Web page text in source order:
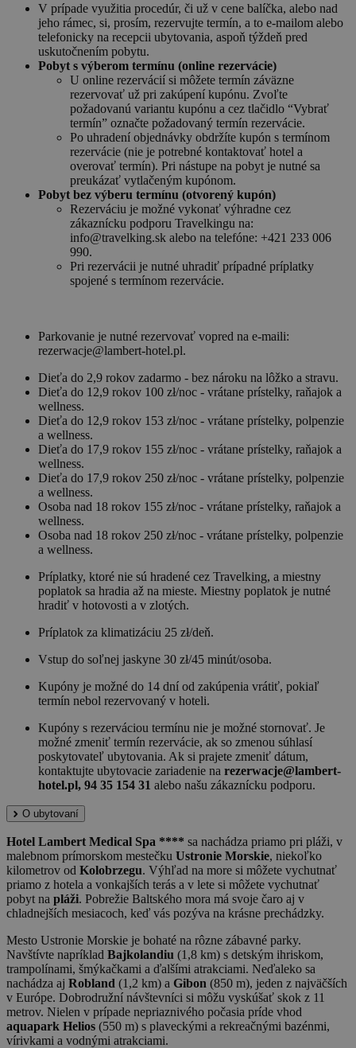
V prípade využitia procedúr, či už v cene balíčka, alebo nad
jeho rámec, si, prosím, rezervujte termín, a to e-mailom alebo
telefonicky na recepcii ubytovania, aspoň týždeň pred
uskutočnením pobytu.
Pobyt s výberom termínu (online rezervácie)
U online rezervácií si môžete termín záväzne
rezervovať už pri zakúpení kupónu. Zvoľte
požadovanú variantu kupónu a cez tlačidlo “Vybrať
termín” označte požadovaný termín rezervácie.
Po uhradení objednávky obdržíte kupón s termínom
rezervácie (nie je potrebné kontaktovať hotel a
overovať termín). Pri nástupe na pobyt je nutné sa
preukázať vytlačeným kupónom.
Pobyt bez výberu termínu (otvorený kupón)
Rezerváciu je možné vykonať výhradne cez
zákaznícku podporu Travelkingu na:
info@travelking.sk alebo na telefóne: +421 233 006
990.
Pri rezervácii je nutné uhradiť prípadné príplatky
spojené s termínom rezervácie.
Parkovanie je nutné rezervovať vopred na e-maili:
rezerwacje@lambert-hotel.pl.
Dieťa do 2,9 rokov zadarmo - bez nároku na lôžko a stravu.
Dieťa do 12,9 rokov 100 zł/noc - vrátane prístelky, raňajok a
wellness.
Dieťa do 12,9 rokov 153 zł/noc - vrátane prístelky, polpenzie
a wellness.
Dieťa do 17,9 rokov 155 zł/noc - vrátane prístelky, raňajok a
wellness.
Dieťa do 17,9 rokov 250 zł/noc - vrátane prístelky, polpenzie
a wellness.
Osoba nad 18 rokov 155 zł/noc - vrátane prístelky, raňajok a
wellness.
Osoba nad 18 rokov 250 zł/noc - vrátane prístelky, polpenzie
a wellness.
Príplatky, ktoré nie sú hradené cez Travelking, a miestny
poplatok sa hradia až na mieste. Miestny poplatok je nutné
hradiť v hotovosti a v zlotých.
Príplatok za klimatizáciu 25 zł/deň.
Vstup do soľnej jaskyne 30 zł/45 minút/osoba.
Kupóny je možné do 14 dní od zakúpenia vrátiť, pokiaľ
termín nebol rezervovaný v hoteli.
Kupóny s rezerváciou termínu nie je možné stornovať. Je
možné zmeniť termín rezervácie, ak so zmenou súhlasí
poskytovateľ ubytovania. Ak si prajete zmeniť dátum,
kontaktujte ubytovacie zariadenie na rezerwacje@lambert-
hotel.pl, 94 35 154 31 alebo našu zákaznícku podporu.
O ubytovaní
Hotel Lambert Medical Spa **** sa nachádza priamo pri pláži, v
malebnom prímorskom mestečku Ustronie Morskie, niekoľko
kilometrov od Kolobrzegu. Výhľad na more si môžete vychutnať
priamo z hotela a vonkajších terás a v lete si môžete vychutnať
pobyt na pláži. Pobrežie Baltského mora má svoje čaro aj v
chladnejších mesiacoch, keď vás pozýva na krásne prechádzky.
Mesto Ustronie Morskie je bohaté na rôzne zábavné parky.
Navštívte napríklad Bajkolandiu (1,8 km) s detským ihriskom,
trampolínami, šmýkačkami a ďalšími atrakciami. Neďaleko sa
nachádza aj Robland (1,2 km) a Gibon (850 m), jeden z najväčších
v Európe. Dobrodružní návštevníci si môžu vyskúšať skok z 11
metrov. Nielen v prípade nepriaznivého počasia príde vhod
aquapark Helios (550 m) s plaveckými a rekreačnými bazénmi,
vírivkami a vodnými atrakciami.